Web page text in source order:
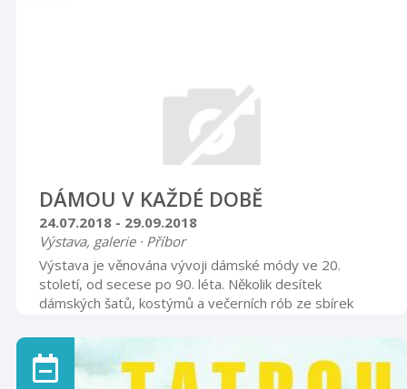
DÁMOU V KAŽDÉ DOBĚ
24.07.2018 - 29.09.2018
Výstava, galerie · Příbor
Výstava je věnována vývoji dámské módy ve 20.
století, od secese po 90. léta. Několik desítek
dámských šatů, kostýmů a večerních rób ze sbírek
(klobouky, kabelky, rukavice, obuv a šperky). Otevírací
doba úterý, středa, čtvrtek 8.00 – 12.00 13.00 – 16.00
sobota 9.00 – 17.00